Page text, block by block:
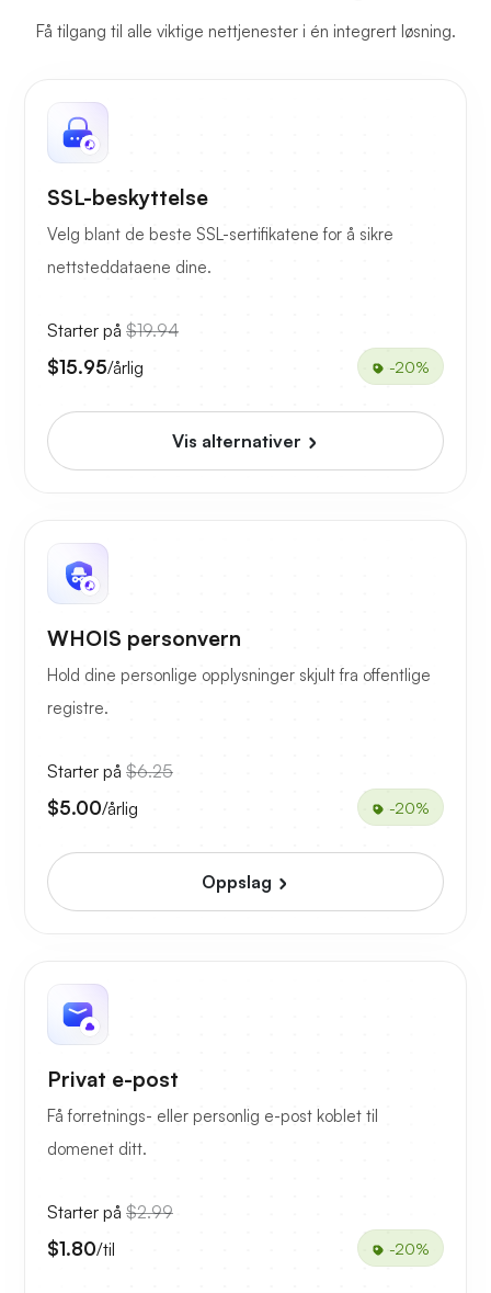
Få tilgang til alle viktige nettjenester i én integrert løsning.
SSL-beskyttelse
Velg blant de beste SSL-sertifikatene for å sikre
nettsteddataene dine.
Starter på $19.94
$15.95/årlig -20%
Vis alternativer
WHOIS personvern
Hold dine personlige opplysninger skjult fra offentlige
registre.
Starter på $6.25
$5.00/årlig -20%
Oppslag
Privat e-post
Få forretnings- eller personlig e-post koblet til
domenet ditt.
Starter på $2.99
$1.80/til -20%